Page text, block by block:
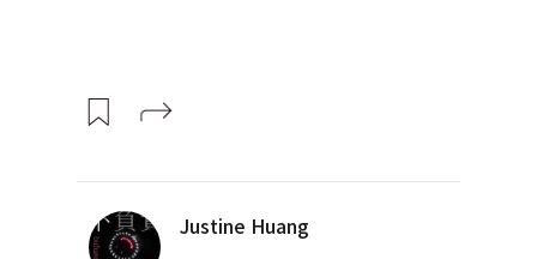
Justine Huang